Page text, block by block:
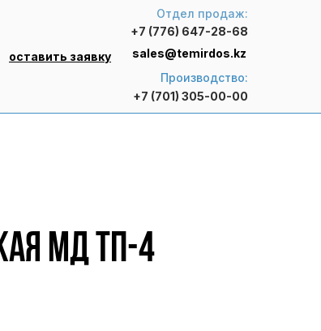
оставить заявку
Отдел продаж:
+7 (776) 647-28-68
Производство:
+7 (701) 305-00-00
sales@temirdos.kz
МД ТП-4